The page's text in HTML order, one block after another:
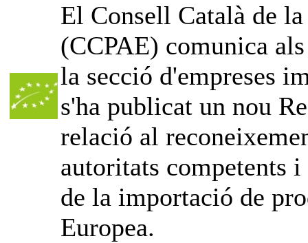
El Consell Català de
(CCPAE) comunica
la secció d'empreses
s'ha publicat un nou
relació al
autoritats competents
de la importació de
Europea.